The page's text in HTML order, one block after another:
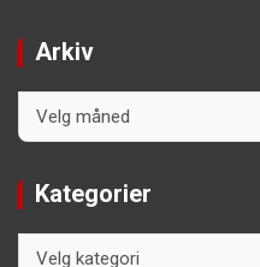
Arkiv
Kategorier